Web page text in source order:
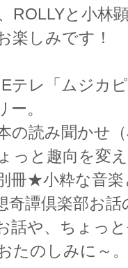
ROLLYと小林
楽しみです！
テレ「ムジカ
。
の読み聞かせ
っと趣向を変
冊★小粋な音
奇譚倶楽部お
話や、ちょっ
たのしみに～。